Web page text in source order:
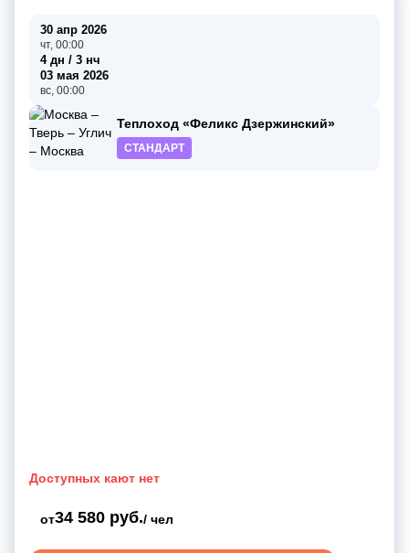
30 апр 2026
чт, 00:00
4 дн / 3 нч
03 мая 2026
вс, 00:00
Теплоход «Феликс Дзержинский»
СТАНДАРТ
Доступных кают нет
от34 580 руб./ чел